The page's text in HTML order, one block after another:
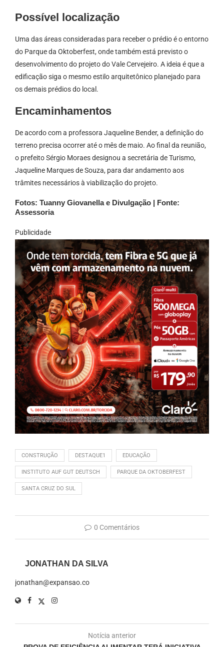
Possível localização
Uma das áreas consideradas para receber o prédio é o entorno
do Parque da Oktoberfest, onde também está previsto o
desenvolvimento do projeto do Vale Cervejeiro. A ideia é que a
edificação siga o mesmo estilo arquitetônico planejado para
os demais prédios do local.
Encaminhamentos
De acordo com a professora Jaqueline Bender, a definição do
terreno precisa ocorrer até o mês de maio. Ao final da reunião,
o prefeito Sérgio Moraes designou a secretária de Turismo,
Jaqueline Marques de Souza, para dar andamento aos
trâmites necessários à viabilização do projeto.
Fotos: Tuanny Giovanella e Divulgação | Fonte:
Assessoria
Publicidade
CONSTRUÇÃO DESTAQUE1 EDUCAÇÃO
INSTITUTO AUF GUT DEUTSCH PARQUE DA OKTOBERFEST
SANTA CRUZ DO SUL
0 Comentários
JONATHAN DA SILVA
jonathan@expansao.co
Notícia anterior